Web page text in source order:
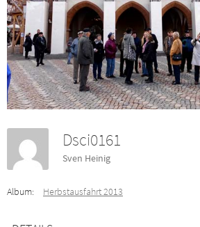
Dsci0161
Sven Heinig
Album: Herbstausfahrt 2013